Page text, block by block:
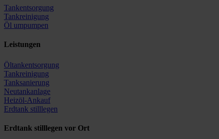
Tankentsorgung
Tankreinigung
Öl umpumpen
Leistungen
Öltankentsorgung
Tankreinigung
Tanksanierung
Neutankanlage
Heizöl-Ankauf
Erdtank stilllegen
Erdtank stilllegen vor Ort